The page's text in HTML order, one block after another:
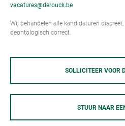
vacatures@derouck.be
Wij behandelen alle kandidaturen
deontologisch correct.
SOLLICITEER VOOR
STUUR NAAR